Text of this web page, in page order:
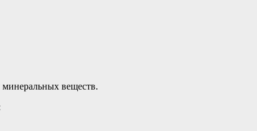
веществ.